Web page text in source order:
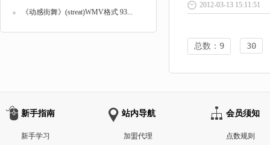
《动感街舞》(streat)WMV格式 93...
2012-03-13 15:11:51
总数：9 30
新手指南
新手学习
站内导航
加盟代理
会员须知
点数规则